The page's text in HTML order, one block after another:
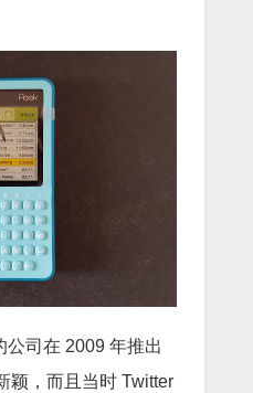
司在 2009 年推出
颖，而且当时 Twitter